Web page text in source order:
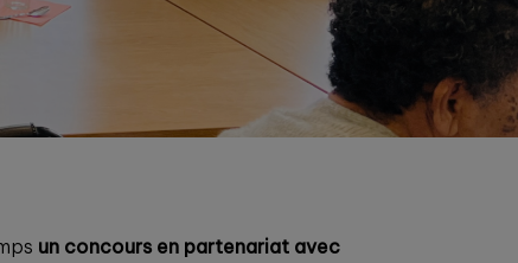
un concours en partenariat avec